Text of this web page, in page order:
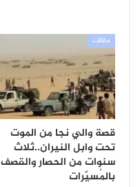
مقالات
قصة والي نجا من الموت
تحت وابل النيران..ثلاث
سنوات من الحصار والقصف
بالمُسيّرات